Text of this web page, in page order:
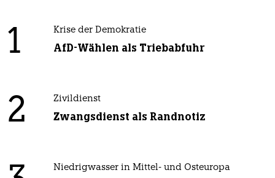
1 Krise der Demokratie
AfD-Wählen als Triebabfuhr
2 Zivildienst
Zwangsdienst als Randnotiz
Niedrigwasser in Mittel- und Osteuropa